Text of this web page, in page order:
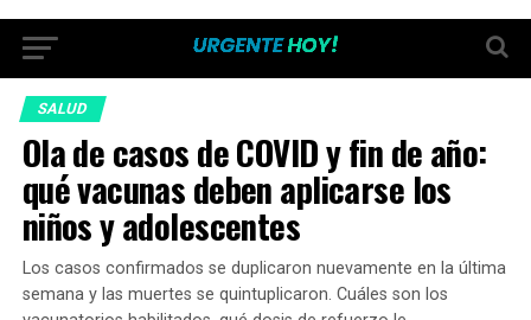
SALUD
Ola de casos de COVID y fin de año:
qué vacunas deben aplicarse los
niños y adolescentes
Los casos confirmados se duplicaron nuevamente en la última
semana y las muertes se quintuplicaron. Cuáles son los